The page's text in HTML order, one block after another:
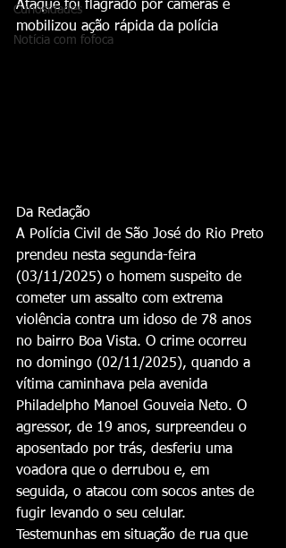
Curiosidades
Notícia com fofoca
Ataque foi flagrado por câmeras e
mobilizou ação rápida da polícia
Da Redação
A Polícia Civil de São José do Rio Preto
prendeu nesta segunda-feira
(03/11/2025) o homem suspeito de
cometer um assalto com extrema
violência contra um idoso de 78 anos
no bairro Boa Vista. O crime ocorreu
no domingo (02/11/2025), quando a
vítima caminhava pela avenida
Philadelpho Manoel Gouveia Neto. O
agressor, de 19 anos, surpreendeu o
aposentado por trás, desferiu uma
voadora que o derrubou e, em
seguida, o atacou com socos antes de
fugir levando o seu celular.
Testemunhas em situação de rua que